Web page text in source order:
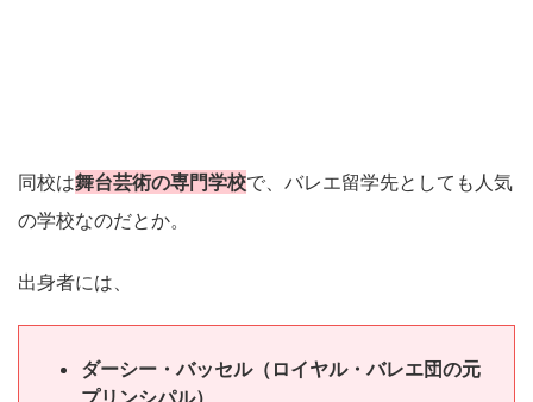
同校は舞台芸術の専門学校で、バレエ留学先としても人気
の学校なのだとか。
出身者には、
ダーシー・バッセル（ロイヤル・バレエ団の元